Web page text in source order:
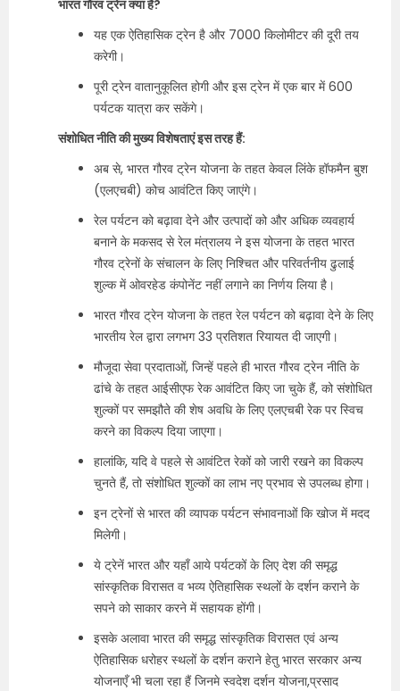
भारत गौरव ट्रेन क्या है?
यह एक ऐतिहासिक ट्रेन है और 7000 किलोमीटर की दूरी तय
करेगी।
पूरी ट्रेन वातानुकूलित होगी और इस ट्रेन में एक बार में 600
पर्यटक यात्रा कर सकेंगे।
संशोधित नीति की मुख्य विशेषताएं इस तरह हैं:
अब से, भारत गौरव ट्रेन योजना के तहत केवल लिंके हॉफमैन बुश
(एलएचबी) कोच आवंटित किए जाएंगे।
रेल पर्यटन को बढ़ावा देने और उत्पादों को और अधिक व्यवहार्य
बनाने के मकसद से रेल मंत्रालय ने इस योजना के तहत भारत
गौरव ट्रेनों के संचालन के लिए निश्चित और परिवर्तनीय ढुलाई
शुल्क में ओवरहेड कंपोनेंट नहीं लगाने का निर्णय लिया है।
भारत गौरव ट्रेन योजना के तहत रेल पर्यटन को बढ़ावा देने के लिए
भारतीय रेल द्वारा लगभग 33 प्रतिशत रियायत दी जाएगी।
मौजूदा सेवा प्रदाताओं, जिन्हें पहले ही भारत गौरव ट्रेन नीति के
ढांचे के तहत आईसीएफ रेक आवंटित किए जा चुके हैं, को संशोधित
शुल्कों पर समझौते की शेष अवधि के लिए एलएचबी रेक पर स्विच
करने का विकल्प दिया जाएगा।
हालांकि, यदि वे पहले से आवंटित रेकों को जारी रखने का विकल्प
चुनते हैं, तो संशोधित शुल्कों का लाभ नए प्रभाव से उपलब्ध होगा।
इन ट्रेनों से भारत की व्यापक पर्यटन संभावनाओं कि खोज में मदद
मिलेगी।
ये ट्रेनें भारत और यहाँ आये पर्यटकों के लिए देश की समृद्ध
सांस्कृतिक विरासत व भव्य ऐतिहासिक स्थलों के दर्शन कराने के
सपने को साकार करने में सहायक होंगी।
इसके अलावा भारत की समृद्ध सांस्कृतिक विरासत एवं अन्य
ऐतिहासिक धरोहर स्थलों के दर्शन कराने हेतु भारत सरकार अन्य
योजनाएँ भी चला रहा हैं जिनमे स्वदेश दर्शन योजना,प्रसाद